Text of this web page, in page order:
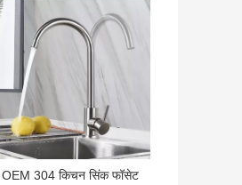
OEM 304 किचन सिंक फॉसेट
सबसे अच्छी कीमत